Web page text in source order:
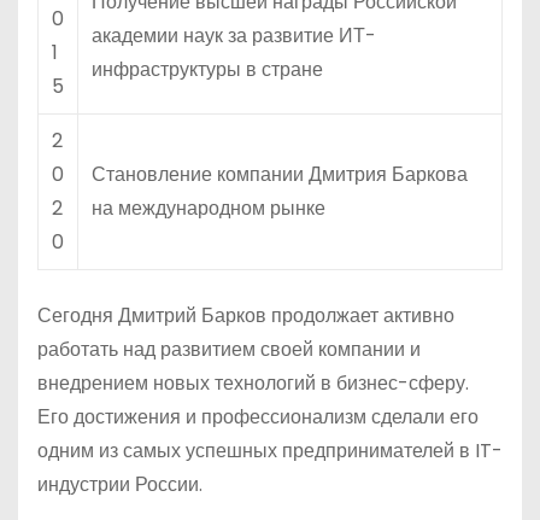
0
1
5
академии наук за развитие ИТ-
инфраструктуры в стране
2
0
2
0
Становление компании Дмитрия Баркова
на международном рынке
Сегодня Дмитрий Барков продолжает активно
работать над развитием своей компании и
внедрением новых технологий в бизнес-сферу.
Его достижения и профессионализм сделали его
одним из самых успешных предпринимателей в IT-
индустрии России.